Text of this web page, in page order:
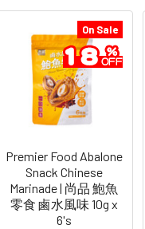
Related
Products
On Sale
Premier Food Abalone
Snack Chinese
Marinade | 尚品 鮑魚
零食 鹵水風味 10g x
6's